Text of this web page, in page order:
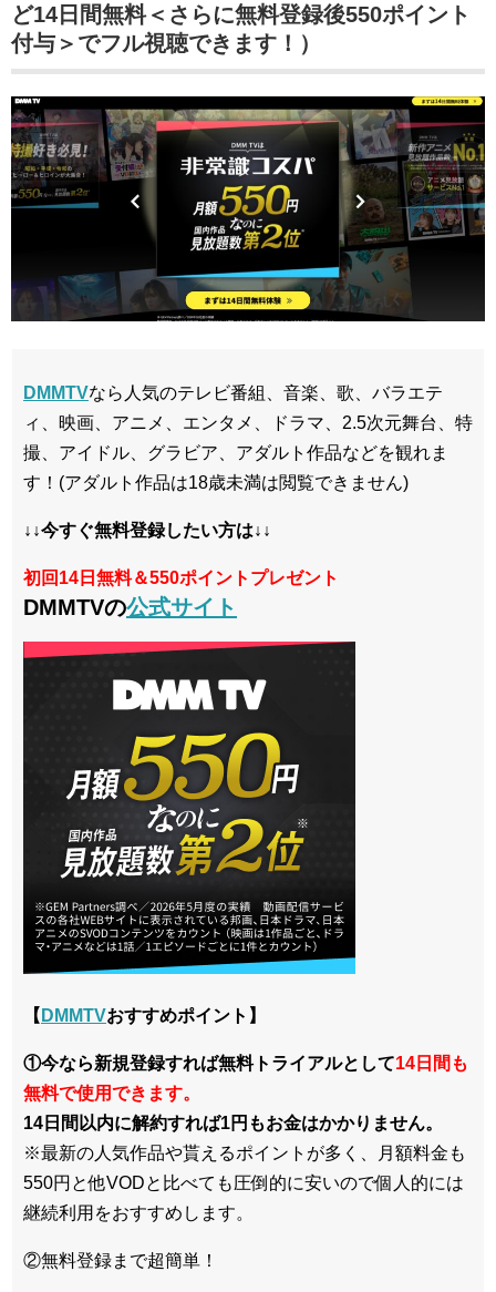
ど14日間無料＜さらに無料登録後550ポイント
付与＞でフル視聴できます！）
DMMTVなら人気のテレビ番組、音楽、歌、バラエテ
ィ、映画、アニメ、エンタメ、ドラマ、2.5次元舞台、特
撮、アイドル、グラビア、アダルト作品などを観れま
す！(アダルト作品は18歳未満は閲覧できません)
↓↓今すぐ無料登録したい方は↓↓
初回14日無料＆550ポイントプレゼント
DMMTVの公式サイト
【 DMMTVおすすめポイント】
①今なら新規登録すれば無料トライアルとして14日間も
無料で使用できます。
14日間以内に解約すれば1円もお金はかかりません。
※最新の人気作品や貰えるポイントが多く、月額料金も
550円と他VODと比べても圧倒的に安いので個人的には
継続利用をおすすめします。
②無料登録まで超簡単！